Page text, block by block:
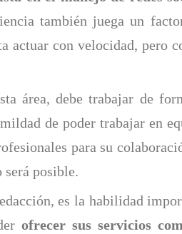
también juega un
actuar con velocidad, pero
área, debe trabajar de
de poder trabajar en
para su
posible.
es la habilidad
ofrecer sus servicios